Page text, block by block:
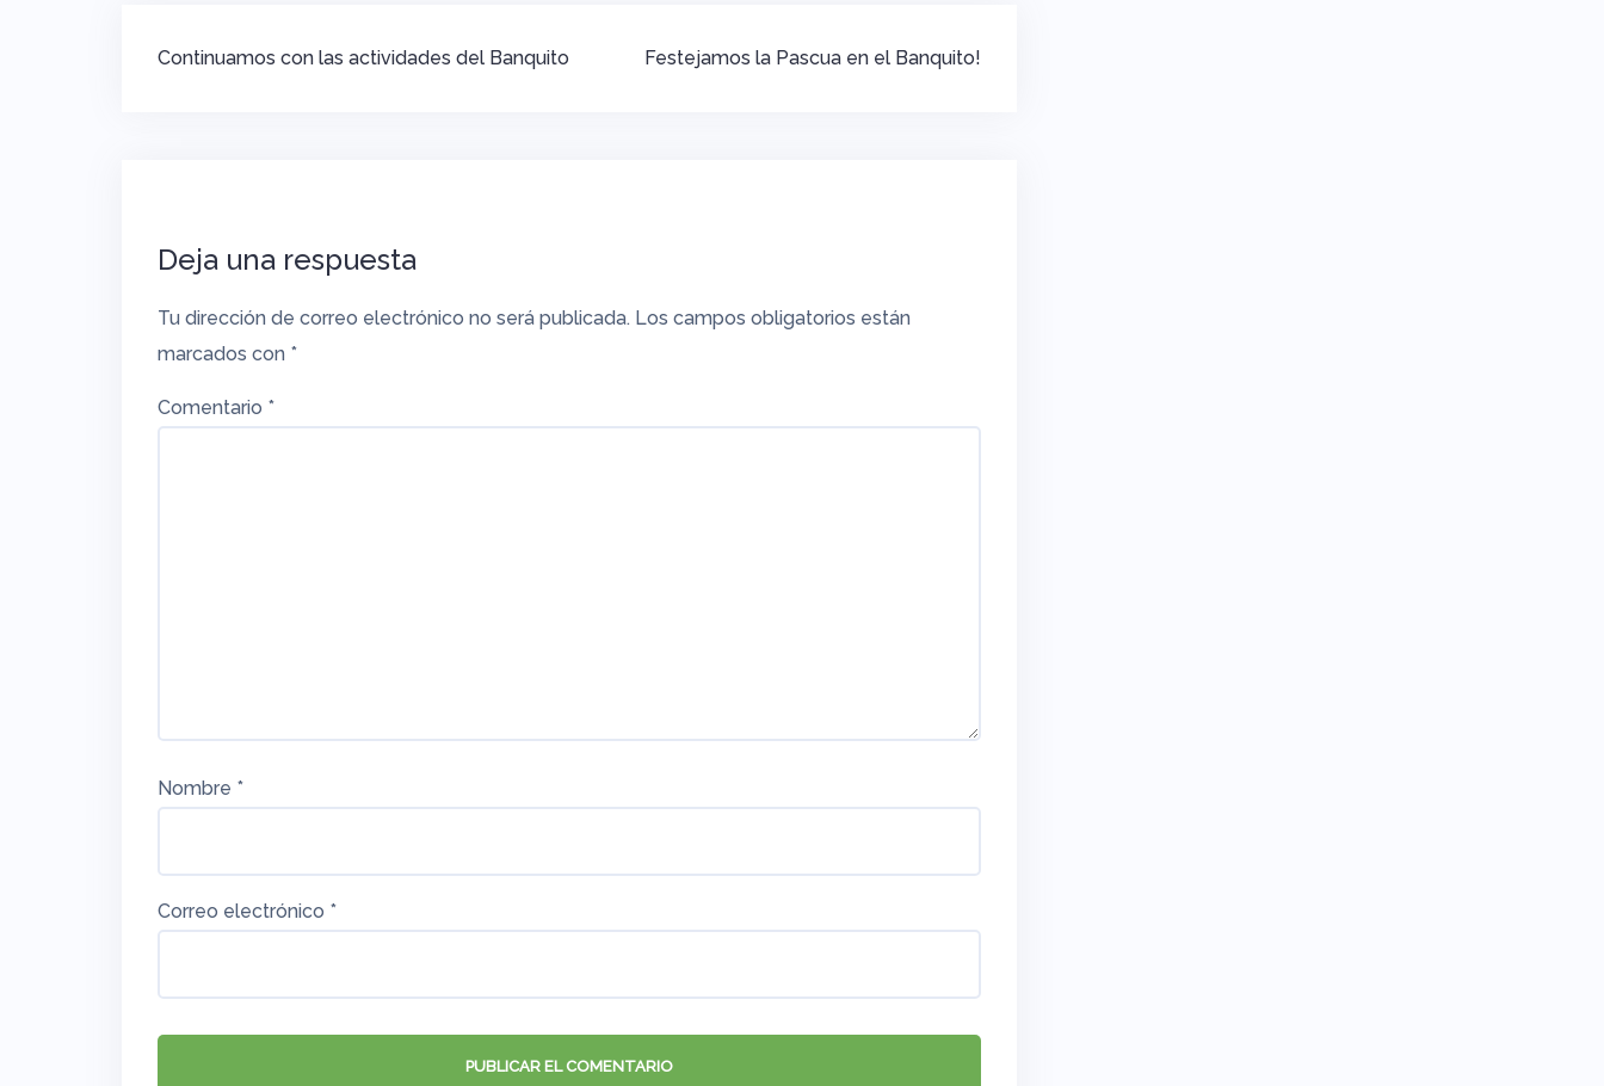
Navegación
Continuamos con las actividades del Banquito Festejamos la Pascua en el Banquito!
Deja una respuesta
Tu dirección de correo electrónico no será publicada. Los campos obligatorios están
marcados con *
Comentario *
Nombre *
Correo electrónico *